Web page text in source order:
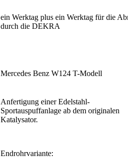
ein Werktag plus ein Werktag für die
durch die DEKRA
Mercedes Benz W124 T-Modell
Anfertigung einer Edelstahl-
Sportauspuffanlage ab dem originalen
Katalysator.
Endrohrvariante: